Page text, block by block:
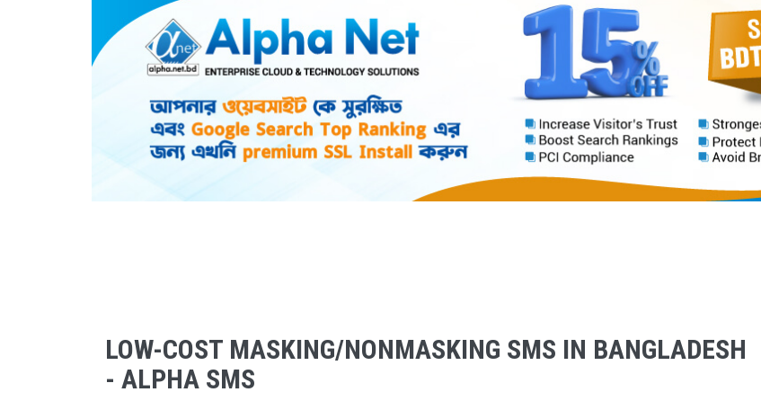
LOW-COST MASKING/NONMASKING SMS IN BANGLADESH
- ALPHA SMS